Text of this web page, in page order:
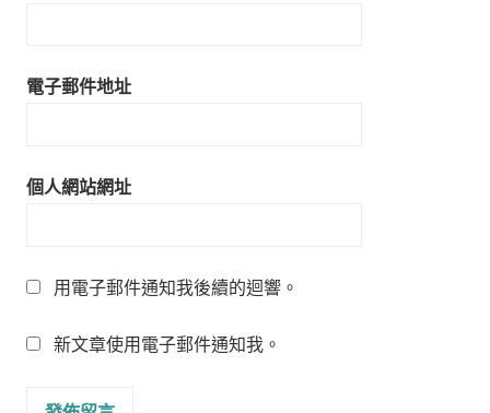
電子郵件地址
個人網站網址
用電子郵件通知我後續的迴響。
新文章使用電子郵件通知我。